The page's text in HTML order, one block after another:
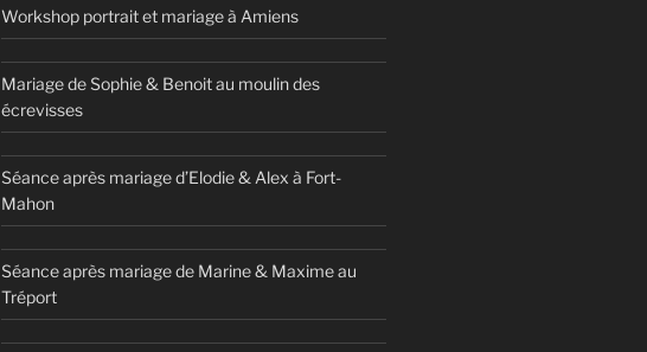
Workshop portrait et mariage à Amiens
Mariage de Sophie & Benoit au moulin des
écrevisses
Séance après mariage d’Elodie & Alex à Fort-
Mahon
Séance après mariage de Marine & Maxime au
Tréport